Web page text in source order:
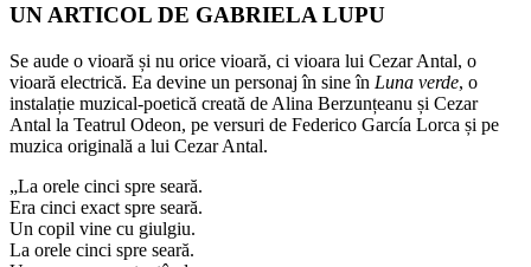
2021 13
2021
UN ARTICOL DE GABRIELA LUPU
Se aude o vioară și nu orice vioară, ci vioara lui Cezar Antal, o
vioară electrică. Ea devine un personaj în sine în Luna verde, o
instalație muzical-poetică creată de Alina Berzunțeanu și Cezar
Antal la Teatrul Odeon, pe versuri de Federico García Lorca și pe
muzica originală a lui Cezar Antal.
„La orele cinci spre seară.
Era cinci exact spre seară.
Un copil vine cu giulgiu.
La orele cinci spre seară.